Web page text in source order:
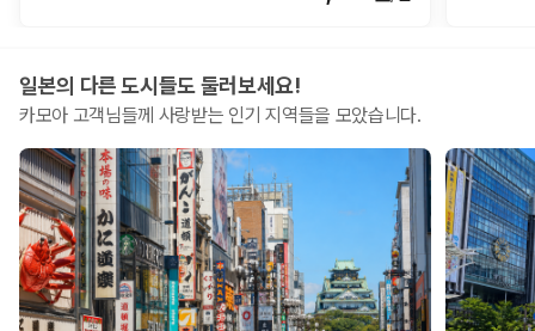
일본의 다른 도시들도 둘러보세요!
카모아 고객님들께 사랑받는 인기 지역들을 모았습니다.